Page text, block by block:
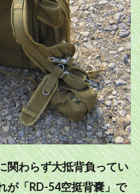
関わらず大抵背負ってい
が「RD-54空挺背嚢」で